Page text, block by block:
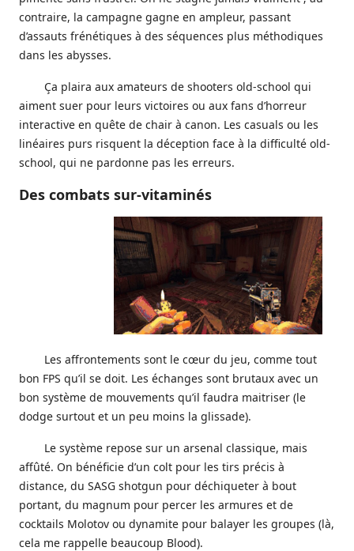
contraire, la campagne gagne en ampleur, passant
d’assauts frénétiques à des séquences plus méthodiques
dans les abysses.
Ça plaira aux amateurs de shooters old-school qui
aiment suer pour leurs victoires ou aux fans d’horreur
interactive en quête de chair à canon. Les casuals ou les
linéaires purs risquent la déception face à la difficulté old-
school, qui ne pardonne pas les erreurs.
Des combats sur-vitaminés
Les affrontements sont le cœur du jeu, comme tout
bon FPS qu’il se doit. Les échanges sont brutaux avec un
bon système de mouvements qu’il faudra maitriser (le
dodge surtout et un peu moins la glissade).
Le système repose sur un arsenal classique, mais
affûté. On bénéficie d’un colt pour les tirs précis à
distance, du SASG shotgun pour déchiqueter à bout
portant, du magnum pour percer les armures et de
cocktails Molotov ou dynamite pour balayer les groupes (là,
cela me rappelle beaucoup Blood).